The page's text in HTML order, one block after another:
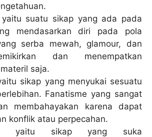
yaitu suatu sikap yang ada pada
mendasarkan diri pada pola
serba mewah, glamour, dan
dan menempatkan
saja.
sikap yang menyukai sesuatu
Fanatisme yang sangat
membahayakan karena dapat
konflik atau perpecahan.
yaitu sikap yang suka